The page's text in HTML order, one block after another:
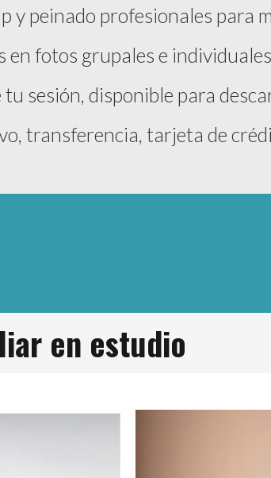
y peinado profesionales para
en fotos grupales e
sesión, disponible para
transferencia, tarjeta de
en estudio